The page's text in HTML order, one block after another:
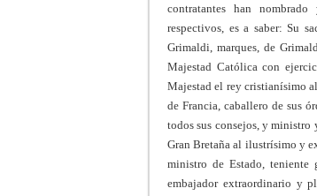
contratantes han
respectivos, es a saber: Su
Grimaldi, marques, de
Majestad Católica con
Majestad el rey cristianísimo
de Francia, caballero de sus
todos sus consejos, y ministro
Gran Bretaña al ilustrísimo y
ministro de Estado, teniente
embajador extraordinario y